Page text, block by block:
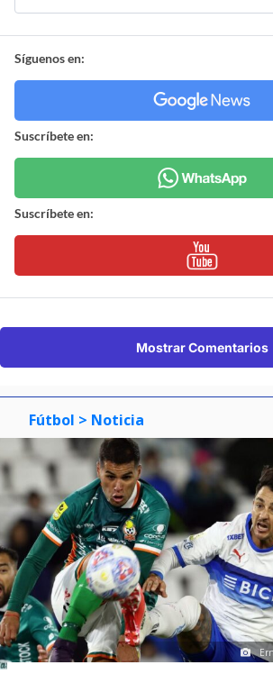
Síguenos en:
Suscríbete en:
Suscríbete en:
Mostrar Comentarios
Fútbol > Noticia